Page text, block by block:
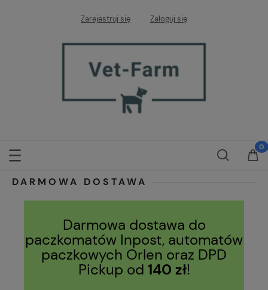
Zarejestruj się Zaloguj się
DARMOWA DOSTAWA
Darmowa dostawa do
paczkomatów Inpost, automatów
paczkowych Orlen oraz DPD
Pickup od 140 zł!